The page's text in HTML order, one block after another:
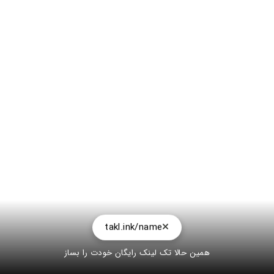
takl.ink/name
همین حالا تک لینک رایگان خودت را بساز